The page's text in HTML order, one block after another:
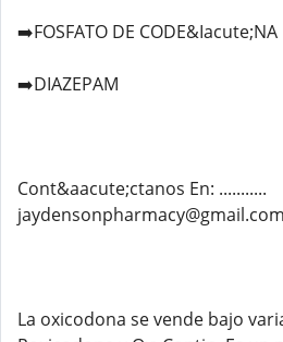
➡️FOSFATO DE CODE&Iacute;NA
➡️DIAZEPAM
Cont&aacute;ctanos En: ...........
jaydensonpharmacy@gmail.com
La oxicodona se vende bajo